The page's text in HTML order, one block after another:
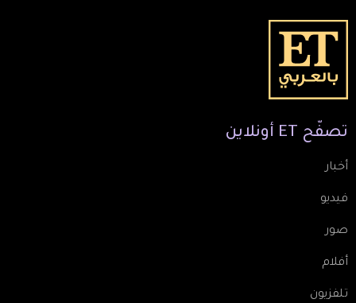
تصفّح ET أونلاين
أخبار
فيديو
صور
أفلام
تلفزيون